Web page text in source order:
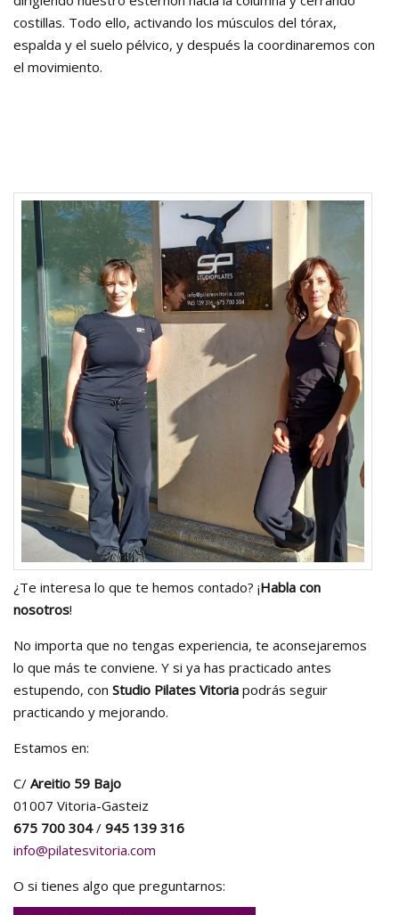
costillas. Todo ello, activando los músculos del tórax,
espalda y el suelo pélvico, y después la coordinaremos con
el movimiento.
¿Te interesa lo que te hemos contado? ¡Habla con
nosotros!
No importa que no tengas experiencia, te aconsejaremos
lo que más te conviene. Y si ya has practicado antes
estupendo, con Studio Pilates Vitoria podrás seguir
practicando y mejorando.
Estamos en:
C/ Areitio 59 Bajo
01007 Vitoria-Gasteiz
675 700 304/ 945 139 316
info@pilatesvitoria.com
O si tienes algo que preguntarnos: